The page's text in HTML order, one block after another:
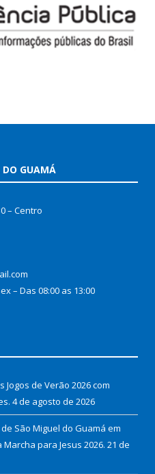
DO GUAMÁ
– Centro
– Das 08:00 as 13:00
de Verão 2026 com
4 de agosto de 2026
São Miguel do Guamá em
para Jesus 2026. 21 de